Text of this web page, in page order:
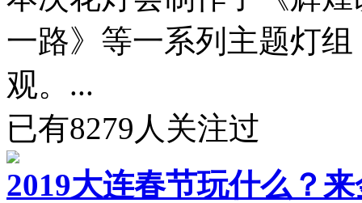
一路》等一系列主题灯
观。...
已有8279 人关注过
2019大连春节玩什么？